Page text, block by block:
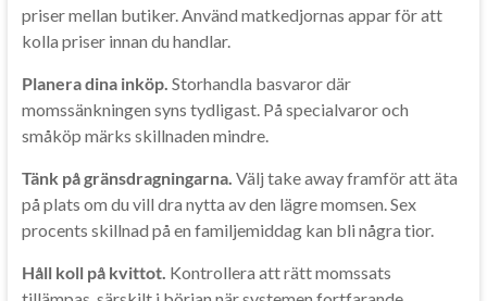
priser mellan butiker. Använd matkedjornas appar för att
kolla priser innan du handlar.
Planera dina inköp. Storhandla basvaror där
momssänkningen syns tydligast. På specialvaror och
småköp märks skillnaden mindre.
Tänk på gränsdragningarna. Välj take away framför att äta
på plats om du vill dra nytta av den lägre momsen. Sex
procents skillnad på en familjemiddag kan bli några tior.
Håll koll på kvittot. Kontrollera att rätt momssats